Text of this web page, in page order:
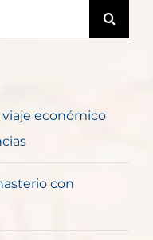
económico
con